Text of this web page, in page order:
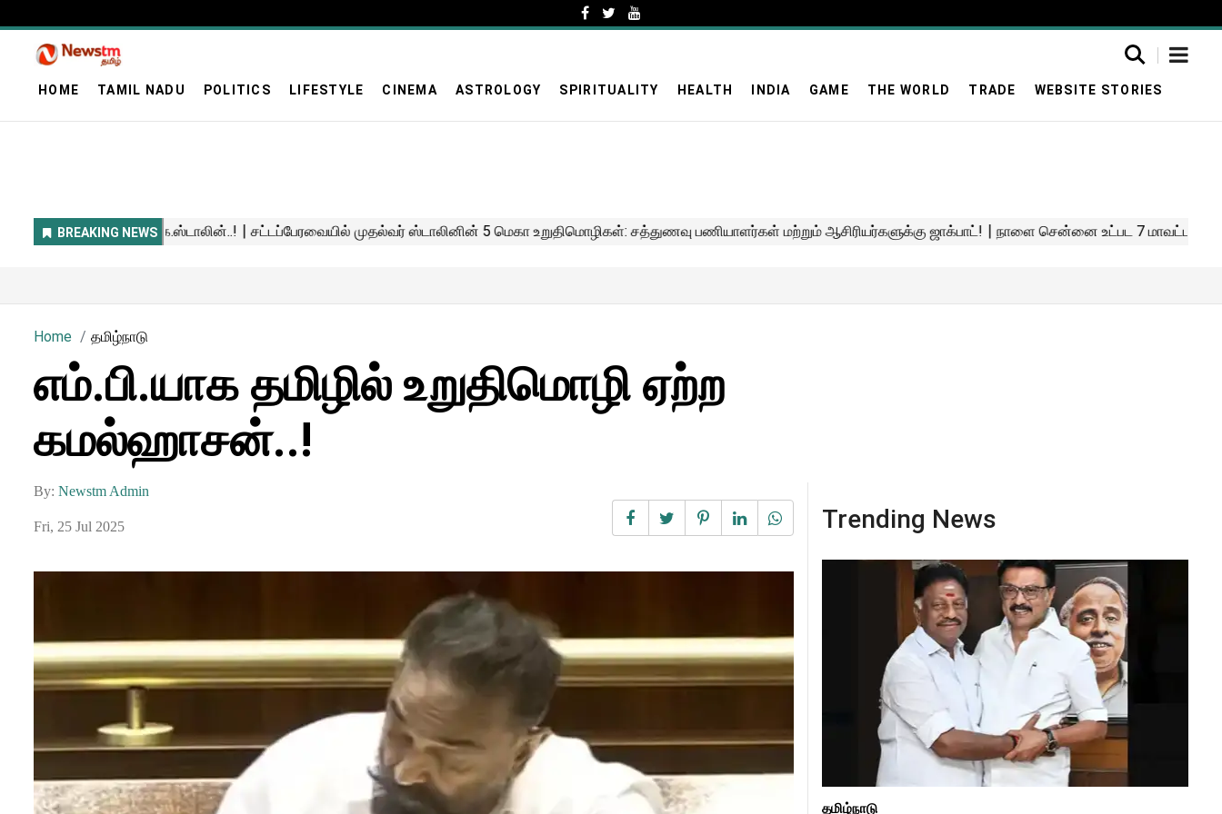
HOME TAMIL NADU POLITICS LIFESTYLE CINEMA ASTROLOGY SPIRITUALITY HEALTH INDIA GAME THE WORLD TRADE WEBSITE STORIES
Home தமிழ்நாடு
எம்.பி.யாக தமிழில் உறுதிமொழி ஏற்ற
கமல்ஹாசன்..!
By: Newstm Admin
Fri, 25 Jul 2025 Trending News
தமிழ்நாடு